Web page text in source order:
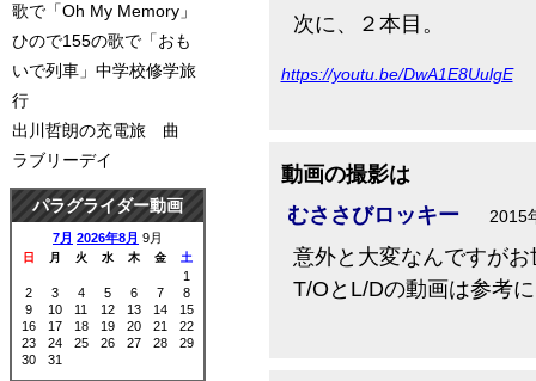
次に、２本目。
https://youtu.be/DwA1E8UulgE
動画の撮影は
むささびロッキー
2015
意外と大変なんですが
T/OとL/Dの動画は参考
歌で「Oh My Memory」
ひので155の歌で「おも
いで列車」中学校修学旅
行
出川哲朗の充電旅 曲
ラブリーデイ
パラグライダー動画
7月 2026年8月 9月
日 月 火 水 木 金 土
1
2
3 4 5 6 7
8
9
10 11 12 13 14
15
16
17 18 19 20 21
22
23
24 25 26 27 28
29
30
31